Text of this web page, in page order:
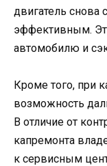
двигатель
эффективным.
автомобилю и
Кроме того, при
возможность
В отличие от
капремонта
к сервисным